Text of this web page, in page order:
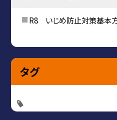
R8 いじめ防止対策基本
タグ